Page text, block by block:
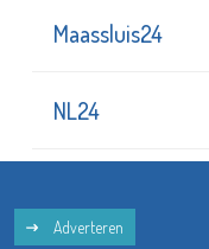
Maassluis24
NL24
Adverteren